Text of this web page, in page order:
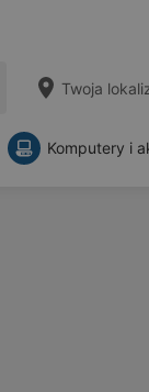
Twoja
Komputery i